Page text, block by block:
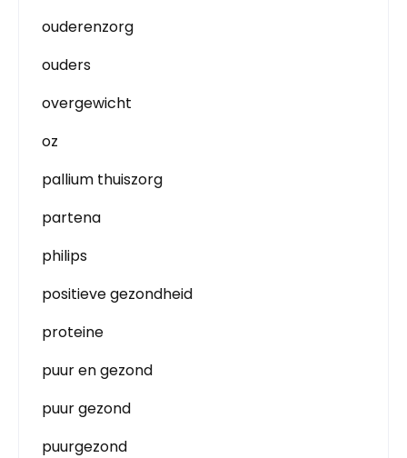
ouderenzorg
ouders
overgewicht
oz
pallium thuiszorg
partena
philips
positieve gezondheid
proteine
puur en gezond
puur gezond
puurgezond